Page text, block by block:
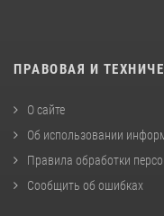
ПРАВОВАЯ И
О сайте
Об использовании
Правила обработки
Сообщить об ошибках